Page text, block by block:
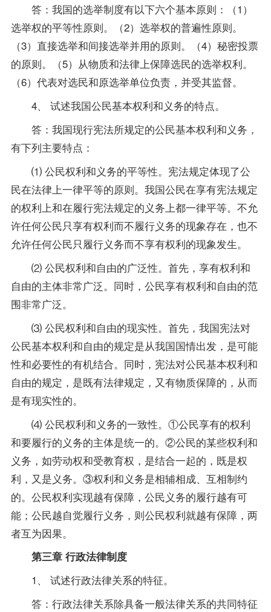
答：我国的选举制度有以下六个基本原则：（1）
选举权的平等性原则。（2）选举权的普遍性原则。
（3）直接选举和间接选举并用的原则。（4）秘密投票
的原则。（5）从物质和法律上保障选民的选举权利。
（6）代表对选民和原选举单位负责，并受其监督。
4、 试述我国公民基本权利和义务的特点。
答：我国现行宪法所规定的公民基本权利和义务，
有下列主要特点：
⑴ 公民权利和义务的平等性。宪法规定体现了公
民在法律上一律平等的原则。我国公民在享有宪法规定
的权利上和在履行宪法规定的义务上都一律平等。不允
许任何公民只享有权利而不履行义务的现象存在，也不
允许任何公民只履行义务而不享有权利的现象发生。
⑵ 公民权利和自由的广泛性。首先，享有权利和
自由的主体非常广泛。同时，公民享有权利和自由的范
围非常广泛。
⑶ 公民权利和自由的现实性。首先，我国宪法对
公民基本权利和自由的规定是从我国国情出发，是可能
性和必要性的有机结合。同时，宪法对公民基本权利和
自由的规定，是既有法律规定，又有物质保障的，从而
是有现实性的。
⑷ 公民权利和义务的一致性。①公民享有的权利
和要履行的义务的主体是统一的。②公民的某些权利和
义务，如劳动权和受教育权，是结合一起的，既是权
利，又是义务。③权利和义务是相辅相成、互相制约
的。公民权利实现越有保障，公民义务的履行越有可
能；公民越自觉履行义务，则公民权利就越有保障，两
者互为因果。
第三章 行政法律制度
1、 试述行政法律关系的特征。
答：行政法律关系除具备一般法律关系的共同特征